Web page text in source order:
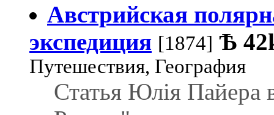
Австрийская
экспедиция [1874] Ѣ
Путешествия, География
Статья Юлія Пайера